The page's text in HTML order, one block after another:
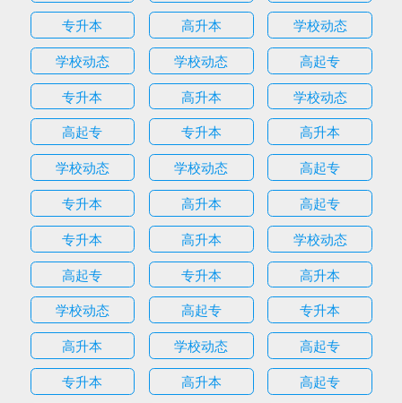
专升本
高升本
学校动态
学校动态
学校动态
高起专
专升本
高升本
学校动态
高起专
专升本
高升本
学校动态
学校动态
高起专
专升本
高升本
高起专
专升本
高升本
学校动态
高起专
专升本
高升本
学校动态
高起专
专升本
高升本
学校动态
高起专
专升本
高升本
高起专